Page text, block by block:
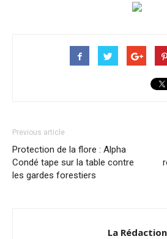
Previous article
Protection de la flore : Alpha
Condé tape sur la table contre
les gardes forestiers
La Rédaction